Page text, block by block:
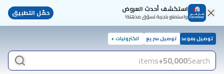
استكشف أحدث العروض
واستمتع بتجربة تسوّق مذهلة! حمّل التطبيق
توصيل بموعد توصيل سريع الكترونيات +
Search
50,000+
items